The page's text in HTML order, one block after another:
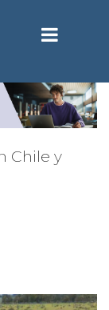
Chile y